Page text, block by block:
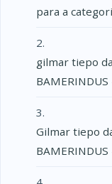
para a
gilmar tiepo
BAMERINDUS
Gilmar tiepo
BAMERINDUS